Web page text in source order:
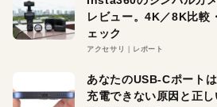
レビュー。4K／8K比較
ェック
アクセサリ レポート
あなたのUSB-Cポート
充電できない原因と正し